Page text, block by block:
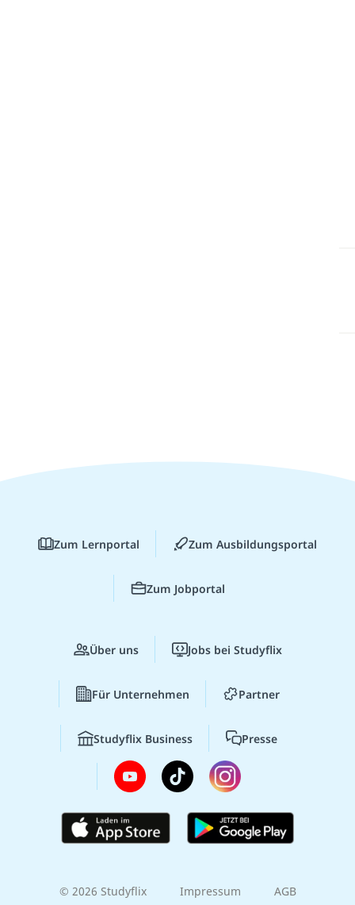
Zum Lernportal Zum Ausbildungsportal
Zum Jobportal
Über uns Jobs bei Studyflix
Für Unternehmen Partner
Studyflix Business Presse
© 2026 Studyflix Impressum AGB